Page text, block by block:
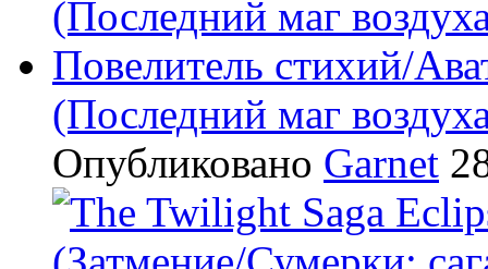
(Последний маг
Опубликовано Garnet